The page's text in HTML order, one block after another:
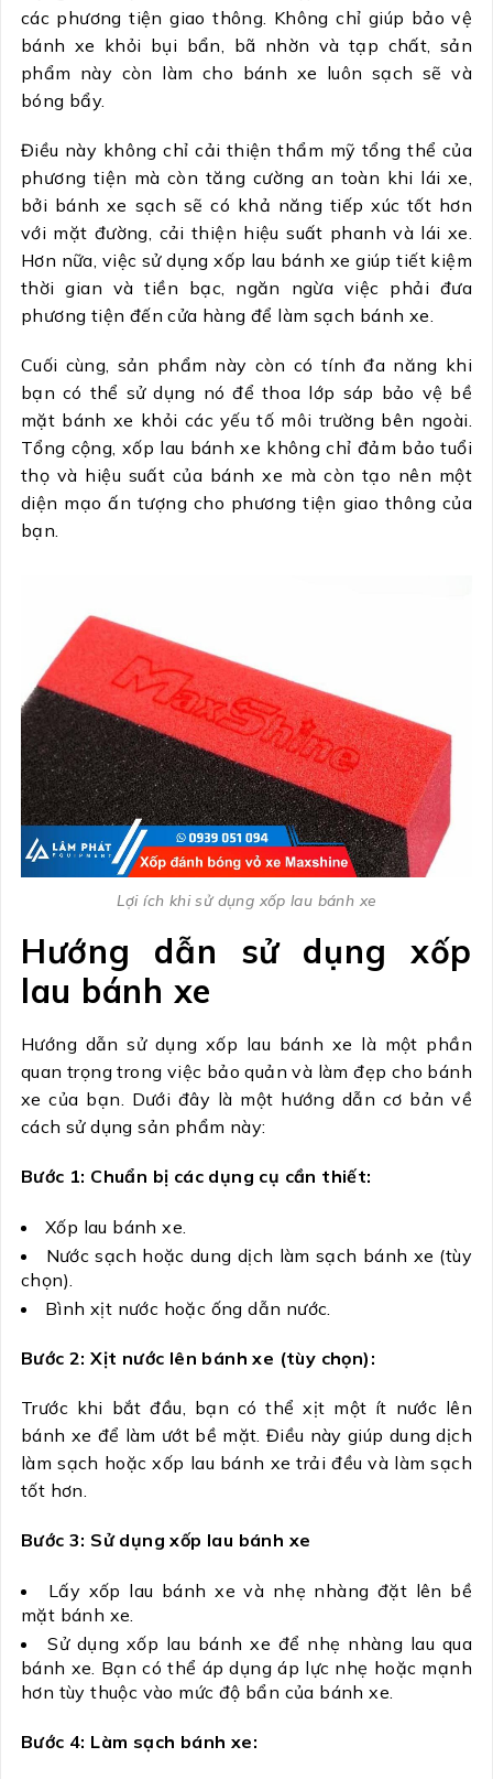
các phương tiện giao thông. Không chỉ giúp bảo vệ
bánh xe khỏi bụi bẩn, bã nhờn và tạp chất, sản
phẩm này còn làm cho bánh xe luôn sạch sẽ và
bóng bẩy.
Điều này không chỉ cải thiện thẩm mỹ tổng thể của
phương tiện mà còn tăng cường an toàn khi lái xe,
bởi bánh xe sạch sẽ có khả năng tiếp xúc tốt hơn
với mặt đường, cải thiện hiệu suất phanh và lái xe.
Hơn nữa, việc sử dụng xốp lau bánh xe giúp tiết kiệm
thời gian và tiền bạc, ngăn ngừa việc phải đưa
phương tiện đến cửa hàng để làm sạch bánh xe.
Cuối cùng, sản phẩm này còn có tính đa năng khi
bạn có thể sử dụng nó để thoa lớp sáp bảo vệ bề
mặt bánh xe khỏi các yếu tố môi trường bên ngoài.
Tổng cộng, xốp lau bánh xe không chỉ đảm bảo tuổi
thọ và hiệu suất của bánh xe mà còn tạo nên một
diện mạo ấn tượng cho phương tiện giao thông của
bạn.
Lợi ích khi sử dụng xốp lau bánh xe
Hướng dẫn sử dụng xốp
lau bánh xe
Hướng dẫn sử dụng xốp lau bánh xe là một phần
quan trọng trong việc bảo quản và làm đẹp cho bánh
xe của bạn. Dưới đây là một hướng dẫn cơ bản về
cách sử dụng sản phẩm này:
Bước 1: Chuẩn bị các dụng cụ cần thiết:
Xốp lau bánh xe.
Nước sạch hoặc dung dịch làm sạch bánh xe (tùy
chọn).
Bình xịt nước hoặc ống dẫn nước.
Bước 2: Xịt nước lên bánh xe (tùy chọn):
Trước khi bắt đầu, bạn có thể xịt một ít nước lên
bánh xe để làm ướt bề mặt. Điều này giúp dung dịch
làm sạch hoặc xốp lau bánh xe trải đều và làm sạch
tốt hơn.
Bước 3: Sử dụng xốp lau bánh xe
Lấy xốp lau bánh xe và nhẹ nhàng đặt lên bề
mặt bánh xe.
Sử dụng xốp lau bánh xe để nhẹ nhàng lau qua
bánh xe. Bạn có thể áp dụng áp lực nhẹ hoặc mạnh
hơn tùy thuộc vào mức độ bẩn của bánh xe.
Bước 4: Làm sạch bánh xe: